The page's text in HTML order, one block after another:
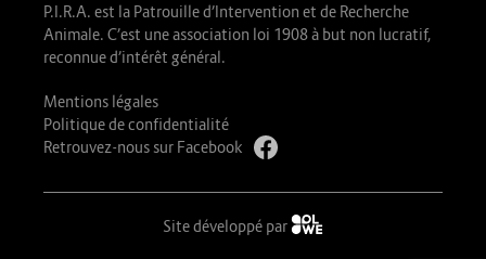
P.I.R.A. est la Patrouille d’Intervention et de Recherche
Animale. C’est une association loi 1908 à but non lucratif,
reconnue d’intérêt général.
Mentions légales
Politique de confidentialité
Retrouvez-nous sur Facebook
Site développé par